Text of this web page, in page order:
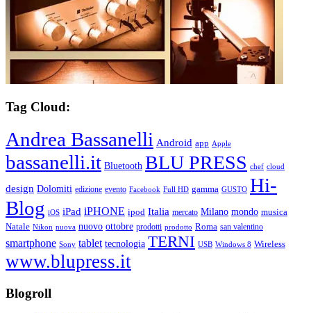
Tag Cloud:
Andrea Bassanelli Android app Apple
bassanelli.it Bluetooth BLU PRESS chef cloud
design Dolomiti edizione evento Facebook Full HD gamma GUSTO Hi-
Blog iOS iPad iPHONE ipod Italia mercato Milano mondo musica
Natale Nikon nuova nuovo ottobre prodotti prodotto Roma san valentino
smartphone Sony tablet tecnologia TERNI USB Windows 8 Wireless
www.blupress.it
Blogroll